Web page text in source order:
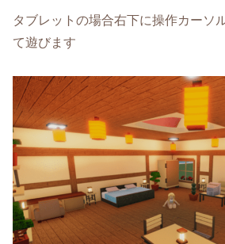
タブレットの場合右下に操作カーソ
て遊びます